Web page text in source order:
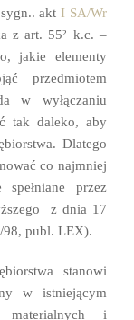
akt I SA/Wr
z art. 55² k.c. –
jakie elementy
przedmiotem
w wyłączaniu
tak daleko, aby
Dlatego
co najmniej
przez
z dnia 17
98, publ. LEX).
stanowi
w istniejącym
materialnych i